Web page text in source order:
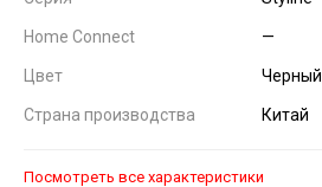
Home Connect —
Цвет Черный
Страна производства Китай
Посмотреть все характеристики